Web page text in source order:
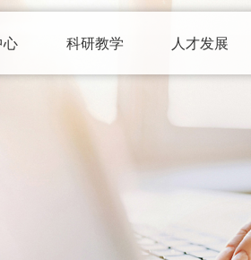
科研教学 人才发展